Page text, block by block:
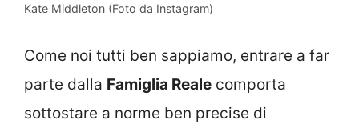
Kate Middleton (Foto da Instagram)
Come noi tutti ben sappiamo, entrare a far
parte dalla Famiglia Reale comporta
sottostare a norme ben precise di